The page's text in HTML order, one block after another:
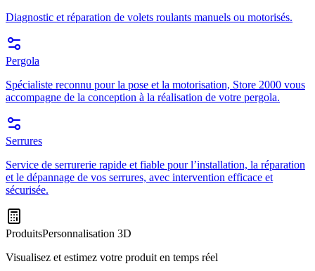
Diagnostic et réparation de volets roulants manuels ou motorisés.
Pergola
Spécialiste reconnu pour la pose et la motorisation, Store 2000 vous
accompagne de la conception à la réalisation de votre pergola.
Serrures
Service de serrurerie rapide et fiable pour l’installation, la réparation
et le dépannage de vos serrures, avec intervention efficace et
sécurisée.
ProduitsPersonnalisation 3D
Visualisez et estimez votre produit en temps réel